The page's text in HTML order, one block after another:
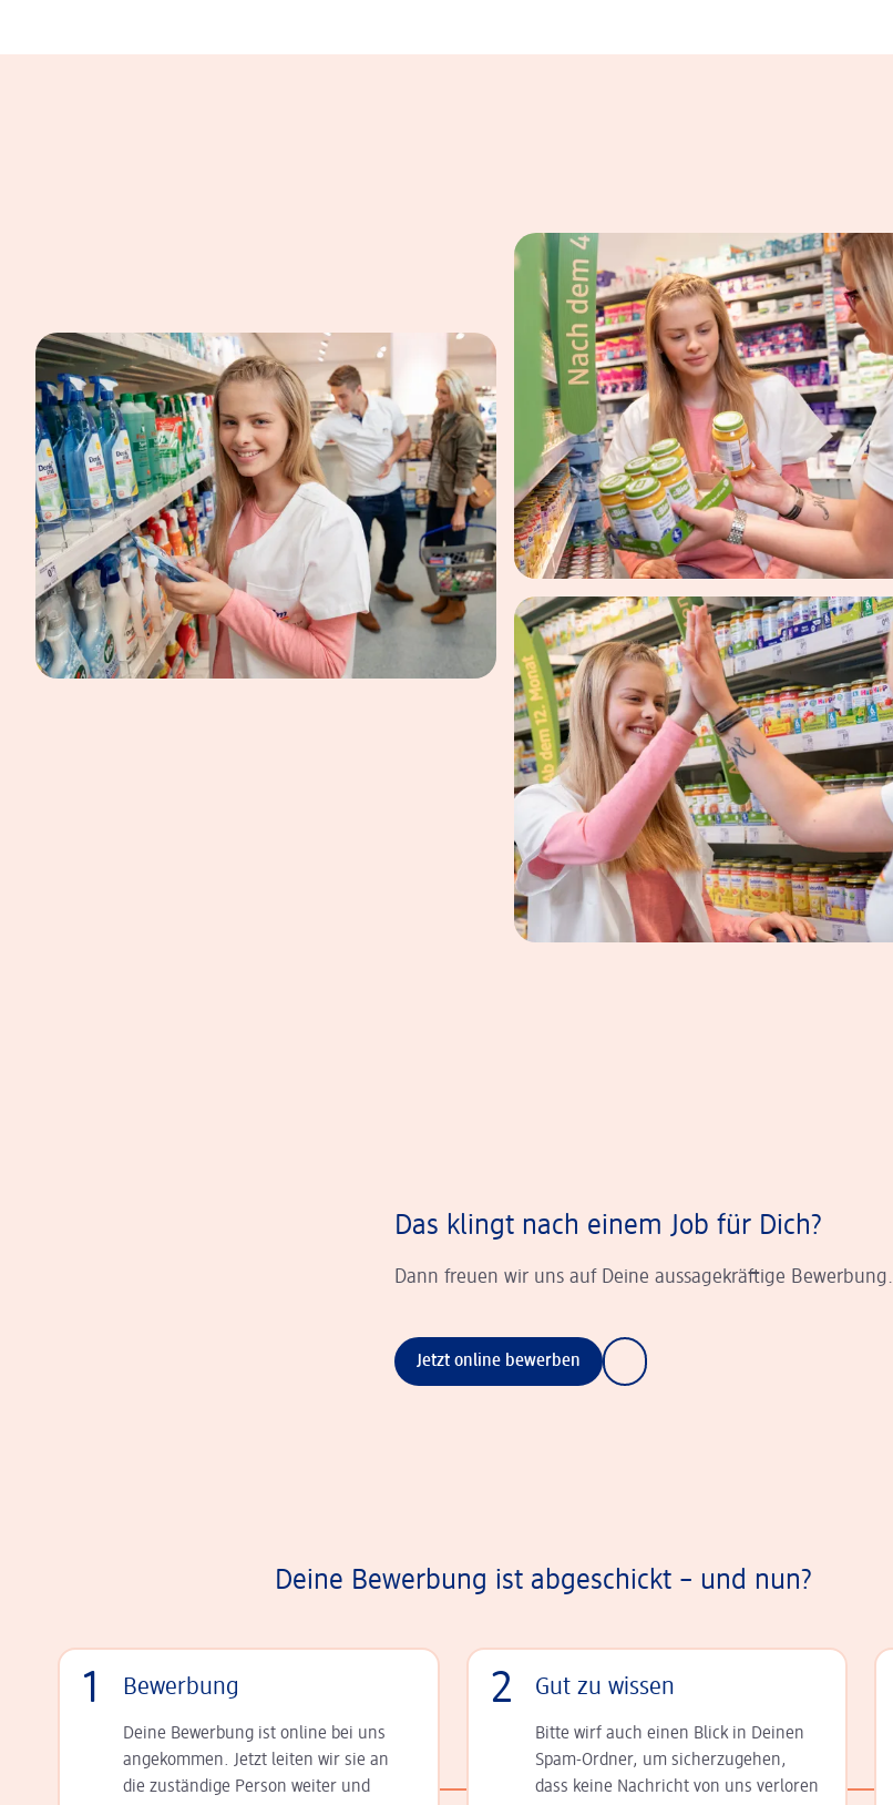
Das klingt nach einem Job für Dich?
Dann freuen wir uns auf Deine aussagekräftige Bewerbung.
Jetzt online bewerben
Deine Bewerbung ist abgeschickt – und nun?
1 Bewerbung
Deine Bewerbung ist online bei uns
angekommen. Jetzt leiten wir sie an
die zu­stän­dige Person weiter und
2 Gut zu wissen
Bitte wirf auch einen Blick in Deinen
Spam-Ordner, um sicherzugehen,
dass keine Nachricht von uns verloren